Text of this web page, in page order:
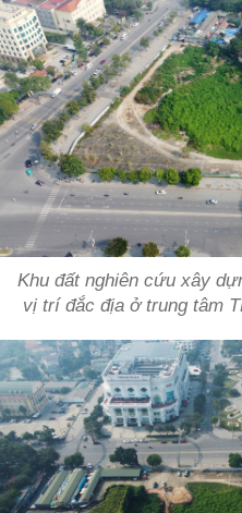
Khu đất nghiên cứu xây
vị trí đắc địa ở trung tâm